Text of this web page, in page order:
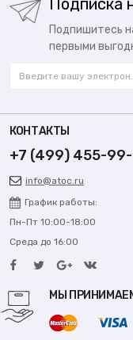
Подписка
Подпишитесь
первыми
КОНТАКТЫ
+7 (499) 455-
info@atoc.ru
График работы:
Пн-Пт 10:00-18:00
Среда до 16:00
МЫ